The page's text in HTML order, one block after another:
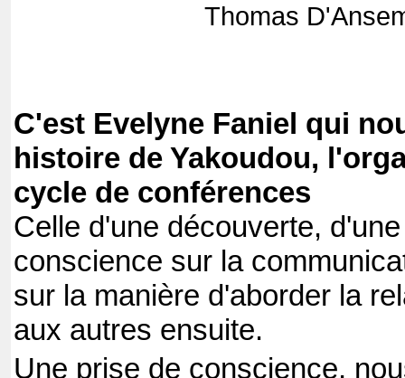
Thomas
C'est Evelyne Faniel qui
histoire de Yakoudou,
cycle de conférences
Celle d'une découverte,
conscience sur la
sur la manière d'aborder la
aux autres ensuite.
Une prise de conscience,